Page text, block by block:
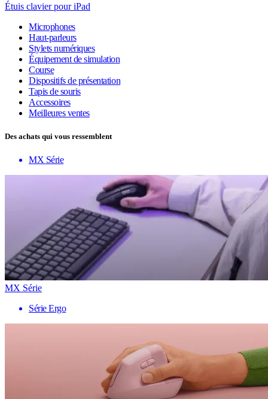
Étuis clavier pour iPad
Microphones
Haut-parleurs
Stylets numériques
Équipement de simulation
Course
Dispositifs de présentation
Tapis de souris
Accessoires
Meilleures ventes
Des achats qui vous ressemblent
MX Série
MX Série
Série Ergo